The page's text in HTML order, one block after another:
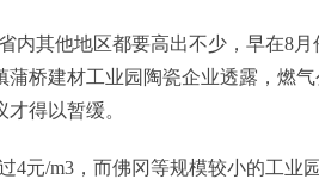
内其他地区都要高出不少，早在8
桥建材工业园陶瓷企业透露，燃
得以暂缓。
元/m3，而佛冈等规模较小的工业